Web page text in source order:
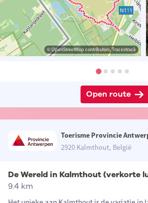
© OpenStreetMap contributors, Tracestrack
Open route
Toerisme Provincie
2920 Kalmthout, België
De Wereld in Kalmthout (verkorte
9.4 km